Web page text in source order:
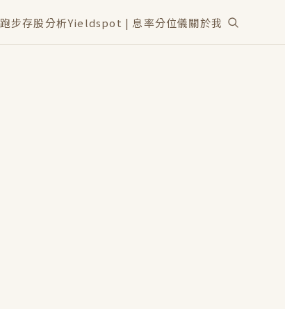
跑步存股分析Yieldspot | 息率分位儀關於我